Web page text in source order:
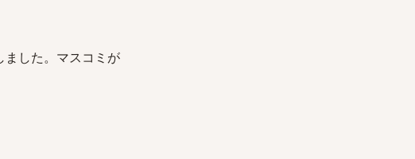
ました。マスコミが